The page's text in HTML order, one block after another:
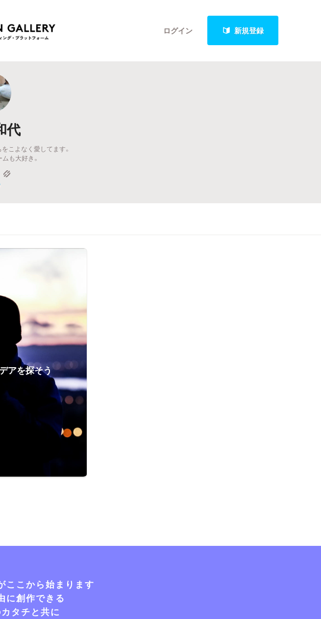
ログイン 新規登録
ト
ら探す 特集から探す
代
こよなく愛してます。
も大好き。
アを探そう
ここから始まります
に創作できる
タチと共に